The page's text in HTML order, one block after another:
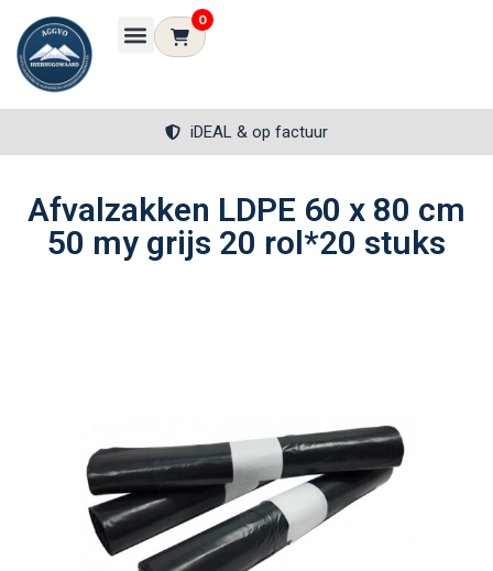
0
iDEAL & op factuur
Afvalzakken LDPE 60 x 80 cm
50 my grijs 20 rol*20 stuks